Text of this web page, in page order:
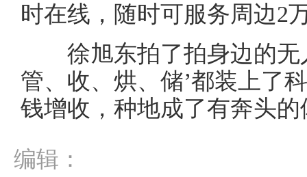
时在线，随时可服务周边2
徐旭东拍了拍身边的无
管、收、烘、储’都装上了
钱增收，种地成了有奔头
编辑：